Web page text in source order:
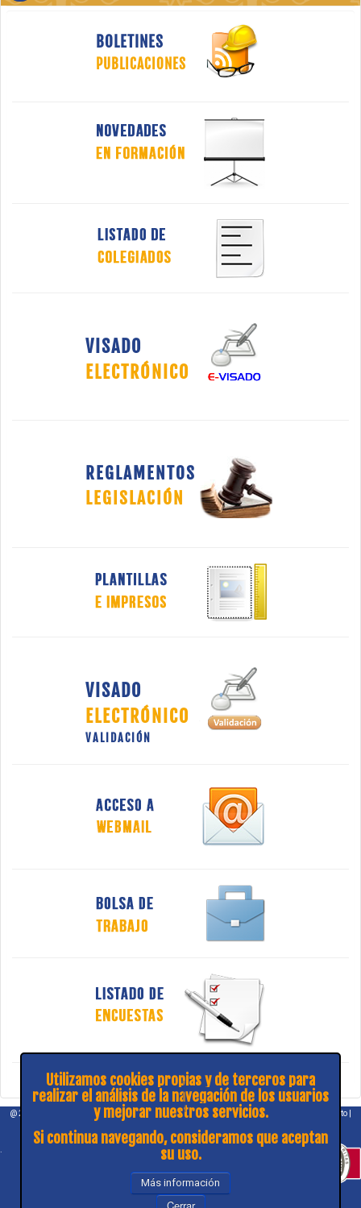
@ 2026 COPITIBA | Aviso legal |Política de privacidad |¿Consulta y sugerencias? Contacto
Mapa web
Utilizamos cookies propias y de terceros para
realizar el análisis de la navegación de los usuarios
y mejorar nuestros servicios.
Si continua navegando, consideramos que aceptan
su uso.
Más información